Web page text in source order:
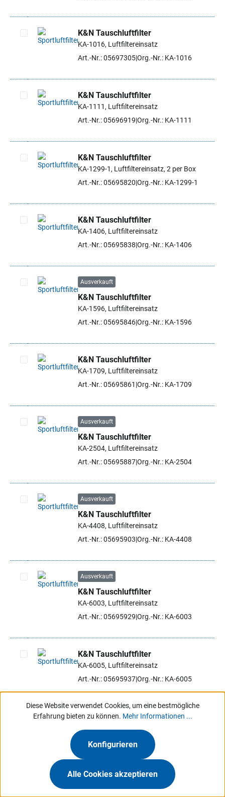
Artikel auswählen
K&N Tauschluftfilter
KA-1016, Luftfiltereinsatz
Art.-Nr.: 05697305Org.-Nr.: KA-1016
Artikel auswählen
K&N Tauschluftfilter
KA-1111, Luftfiltereinsatz
Art.-Nr.: 05696919 Org.-Nr.: KA-1111
Artikel auswählen
K&N Tauschluftfilter
KA-1299-1, Luftfiltereinsatz, 2 per Box
Art.-Nr.: 05695820 Org.-Nr.: KA-1299-1
Artikel auswählen
K&N Tauschluftfilter
KA-1406, Luftfiltereinsatz
Art.-Nr.: 05695838 Org.-Nr.: KA-1406
Artikel auswählen
Ausverkauft
K&N Tauschluftfilter
KA-1596, Luftfiltereinsatz
Art.-Nr.: 05695846Org.-Nr.: KA-1596
Artikel auswählen
K&N Tauschluftfilter
KA-1709, Luftfiltereinsatz
Art.-Nr.: 05695861 Org.-Nr.: KA-1709
Artikel auswählen
Ausverkauft
K&N Tauschluftfilter
KA-2504, Luftfiltereinsatz
Art.-Nr.: 05695887Org.-Nr.: KA-2504
Artikel auswählen
Ausverkauft
K&N Tauschluftfilter
KA-4408, Luftfiltereinsatz
Art.-Nr.: 05695903 Org.-Nr.: KA-4408
Artikel auswählen
Ausverkauft
K&N Tauschluftfilter
KA-6003, Luftfiltereinsatz
Art.-Nr.: 05695929 Org.-Nr.: KA-6003
Artikel auswählen
K&N Tauschluftfilter
KA-6005, Luftfiltereinsatz
Art.-Nr.: 05695937Org.-Nr.: KA-6005
Artikel auswählen
K&N Tauschluftfilter
Art.-Nr.: 05695945
Org.-Nr.: KA-6007
Ausverkauft
Diese Website verwendet Cookies, um eine bestmögliche
Erfahrung bieten zu können. Mehr Informationen ...
Konfigurieren
Alle Cookies akzeptieren